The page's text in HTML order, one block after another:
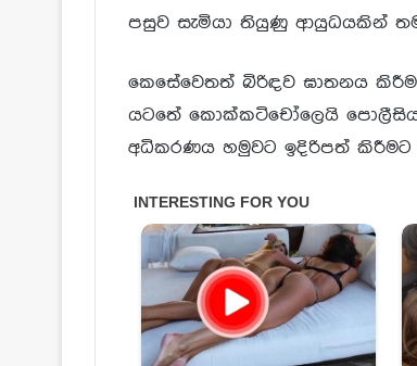
පසුව සැමියා තියුණු ආයුධයකින්
කෙසේවෙතත් බිරිඳව ඝාතනය
යටතේ කොක්කටිචෝලෙයි පොලීසිය
අධිකරණය හමුවට ඉදිරිපත් කිරීමට